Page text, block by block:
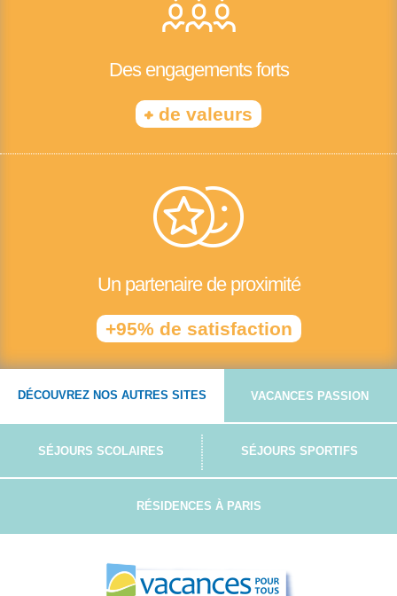
Des engagements forts
+ de valeurs
Un partenaire de proximité
+95% de satisfaction
DÉCOUVREZ NOS AUTRES SITES VACANCES PASSION
SÉJOURS SCOLAIRES SÉJOURS SPORTIFS
RÉSIDENCES À PARIS